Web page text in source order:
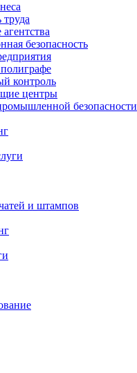
труда
безопасность
контроль
центры
безопасности
и штампов